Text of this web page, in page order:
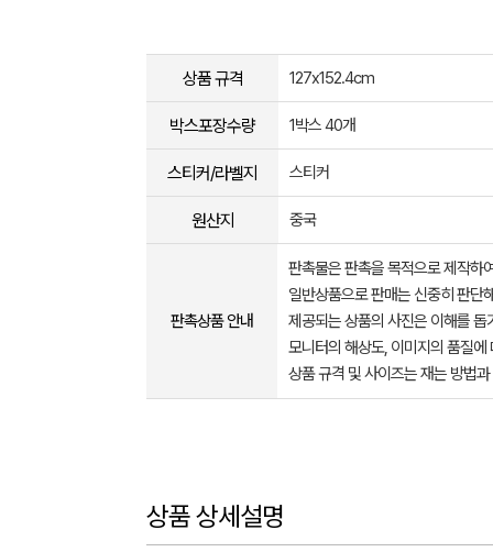
상품 규격 127x152.4cm
박스포장수량 1박스 40개
스티커/라벨지 스티커
원산지 중국
판촉상품 안내
판촉물은 판촉을 목적으로 제작하
일반상품으로 판매는 신중히 판단
제공되는 상품의 사진은 이해를
모니터의 해상도, 이미지의 품질
상품 규격 및 사이즈는 재는 방법
상품 상세설명